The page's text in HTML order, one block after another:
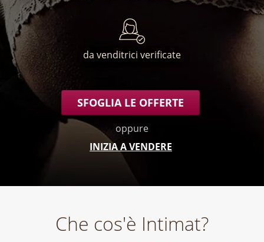
da venditrici verificate
SFOGLIA LE OFFERTE
oppure
INIZIA A VENDERE
Che cos'è Intimat?